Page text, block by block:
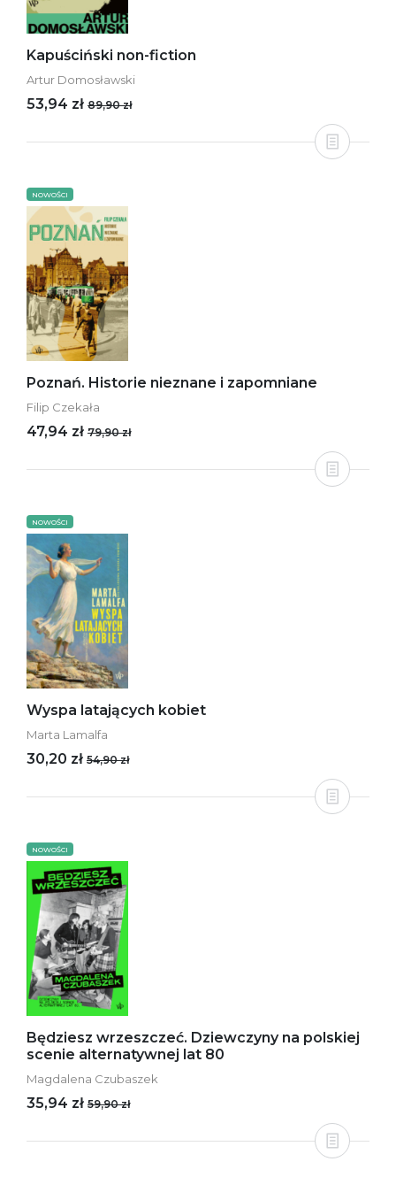
Kapuściński non-fiction
Artur Domosławski
53,94 zł 89,90 zł
NOWOŚCI
Poznań. Historie nieznane i zapomniane
Filip Czekała
47,94 zł 79,90 zł
NOWOŚCI
Wyspa latających kobiet
Marta Lamalfa
30,20 zł 54,90 zł
NOWOŚCI
Będziesz wrzeszczeć. Dziewczyny na polskiej
scenie alternatywnej lat 80
Magdalena Czubaszek
35,94 zł 59,90 zł